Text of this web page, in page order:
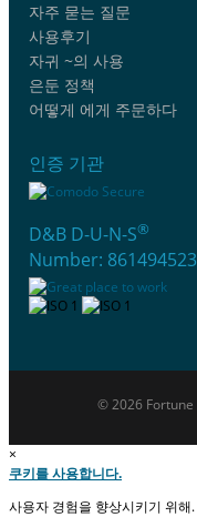
자주 묻는 질문
사용후기
자귀 ~의 사용
은둔 정책
어떻게 에게 주문하다
인증 기관
D&B D-U-N-S®
Number: 861494523
© 2026 Fortune
×
쿠키를 사용합니다.
사용자 경험을 향상시키기 위해.